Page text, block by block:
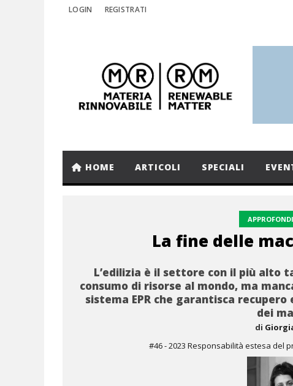
LOGIN REGISTRATI
HOME ARTICOLI SPECIALI
La fine delle
L’edilizia è il settore con il più alto
consumo di risorse al mondo, ma
sistema EPR che garantisca recupero
dei
di
#46 - 2023 Responsabilità estesa del